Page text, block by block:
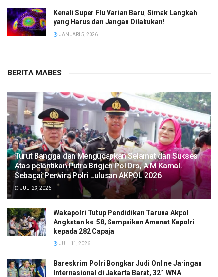
Kenali Super Flu Varian Baru, Simak Langkah
yang Harus dan Jangan Dilakukan!
JANUARI 5, 2026
BERITA MABES
Turut Bangga dan Mengucapkan Selamat dan Sukses
Atas pelantikan Putra Brigjen Pol Drs, A.M Kamal.
Sebagai Perwira Polri Lulusan AKPOL 2026
JULI 23, 2026
Wakapolri Tutup Pendidikan Taruna Akpol
Angkatan ke-58, Sampaikan Amanat Kapolri
kepada 282 Capaja
JULI 11, 2026
Bareskrim Polri Bongkar Judi Online Jaringan
Internasional di Jakarta Barat, 321 WNA